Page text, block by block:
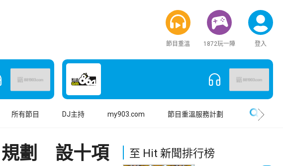
節目重溫 1872玩一陣 登入
所有節目 DJ主持 my903.com 節目重溫服務計劃
規劃 設十項
至 Hit 新聞排行榜